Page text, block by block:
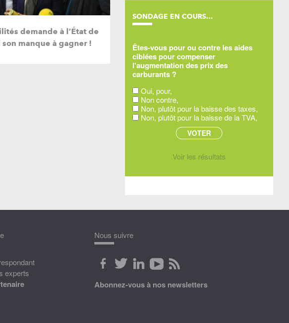
demande à l’État de
manque à gagner !
SONDAGE EN COURS…
Êtes-vous pour ou contre les aides
ciblées pour compenser
l'augmentation des prix des
carburants ?
Oui, pour,
Non contre,
Non, plutôt pour la baisse des taxes,
Non, plutôt pour la baisse de la TVA,
Voir les résultats
experts
Nous suivre
Abonnez-vous à nos newsletters